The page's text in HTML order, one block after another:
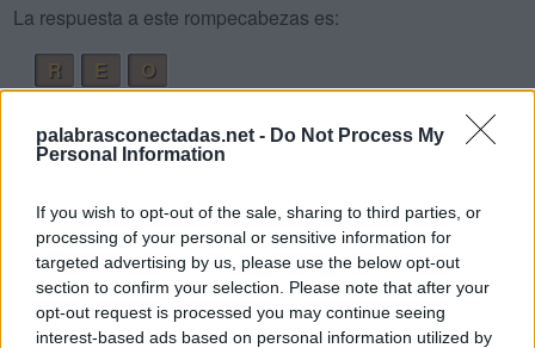
palabrasconectadas.net - Do Not Process My
Personal Information
If you wish to opt-out of the sale, sharing to third parties, or
processing of your personal or sensitive information for
targeted advertising by us, please use the below opt-out
section to confirm your selection. Please note that after your
opt-out request is processed you may continue seeing
interest-based ads based on personal information utilized by
La respuesta a este rompecabezas es:
R
E
O
C
R E
O
R
E C I
O
Palabras extra:
R
O
E